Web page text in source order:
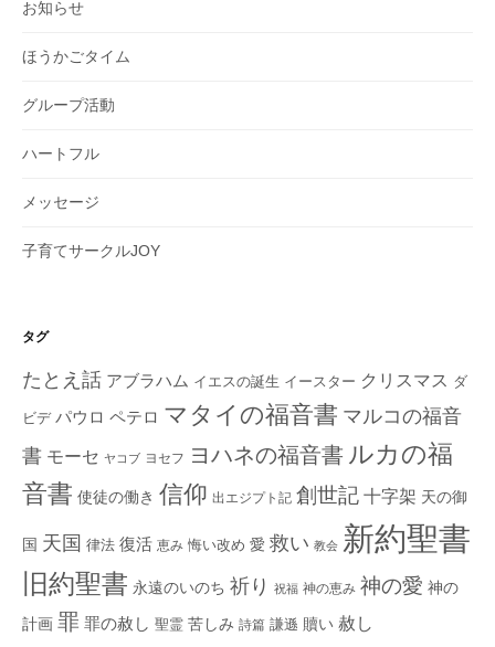
お知らせ
ほうかごタイム
グループ活動
ハートフル
メッセージ
子育てサークルJOY
タグ
たとえ話 アブラハム イエスの誕生 イースター クリスマス ダ
ビデ パウロ ペテロ マタイの福音書 マルコの福音
書 モーセ ヤコブ ヨセフ ヨハネの福音書 ルカの福
音書 使徒の働き 信仰 出エジプト記 創世記 十字架 天の御
国 天国 律法 復活 恵み 悔い改め 愛 救い 教会 新約聖書
旧約聖書 永遠のいのち 祈り 祝福 神の恵み 神の愛 神の
計画 罪 罪の赦し 聖霊 苦しみ 詩篇 謙遜 贖い 赦し